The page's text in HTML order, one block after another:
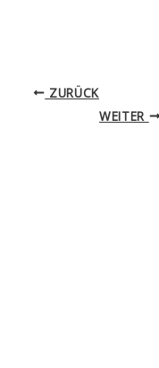
ZURÜCK
WEITER